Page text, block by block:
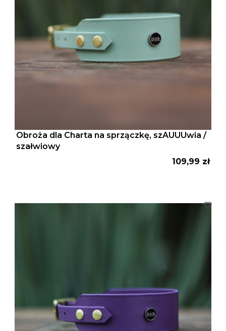
Obroża dla Charta na sprzączkę, szAUUUwia /
szałwiowy
Cena
109,99 zł